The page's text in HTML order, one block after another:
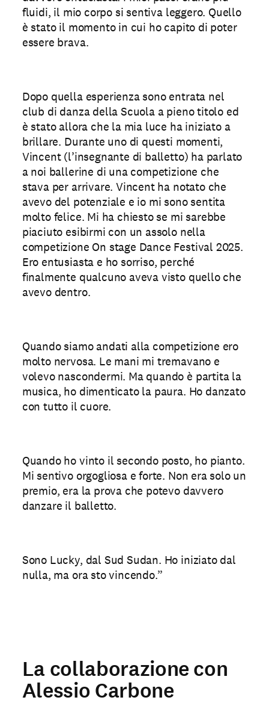
fluidi, il mio corpo si sentiva leggero. Quello
è stato il momento in cui ho capito di poter
essere brava.
Dopo quella esperienza sono entrata nel
club di danza della Scuola a pieno titolo ed
è stato allora che la mia luce ha iniziato a
brillare. Durante uno di questi momenti,
Vincent (l’insegnante di balletto) ha parlato
a noi ballerine di una competizione che
stava per arrivare. Vincent ha notato che
avevo del potenziale e io mi sono sentita
molto felice. Mi ha chiesto se mi sarebbe
piaciuto esibirmi con un assolo nella
competizione On stage Dance Festival 2025.
Ero entusiasta e ho sorriso, perché
finalmente qualcuno aveva visto quello che
avevo dentro.
Quando siamo andati alla competizione ero
molto nervosa. Le mani mi tremavano e
volevo nascondermi. Ma quando è partita la
musica, ho dimenticato la paura. Ho danzato
con tutto il cuore.
Quando ho vinto il secondo posto, ho pianto.
Mi sentivo orgogliosa e forte. Non era solo un
premio, era la prova che potevo davvero
danzare il balletto.
Sono Lucky, dal Sud Sudan. Ho iniziato dal
nulla, ma ora sto vincendo.”
La collaborazione con
Alessio Carbone